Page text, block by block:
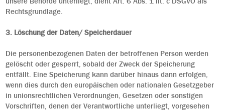
Rechtsgrundlage.
3. Löschung der Daten/ Speicherdauer
Die personenbezogenen Daten der betroffenen Person werden
gelöscht oder gesperrt, sobald der Zweck der Speicherung
entfällt. Eine Speicherung kann darüber hinaus dann erfolgen,
wenn dies durch den europäischen oder nationalen Gesetzgeber
in unionsrechtlichen Verordnungen, Gesetzen oder sonstigen
Vorschriften, denen der Verantwortliche unterliegt, vorgesehen